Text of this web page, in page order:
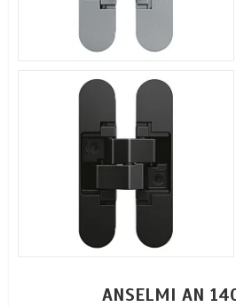
ANSELMI AN